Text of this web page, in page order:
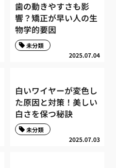
歯の動きやすさも影
響？矯正が早い人の生
物学的要因
2025.07.04
未分類
白いワイヤーが変色し
た原因と対策！美しい
白さを保つ秘訣
2025.07.03
未分類